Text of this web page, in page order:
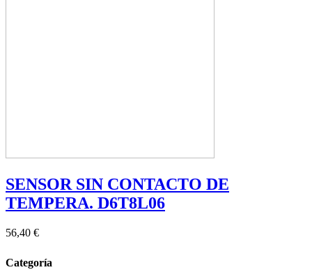
SENSOR SIN CONTACTO DE
TEMPERA. D6T8L06
56,40 €
Categoría